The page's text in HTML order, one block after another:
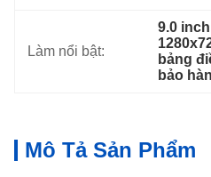
Làm nổi bật:
9.0
bảng
bảo
Mô Tả Sản Phẩm